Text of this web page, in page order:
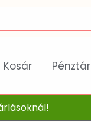
Kosár Pénztár